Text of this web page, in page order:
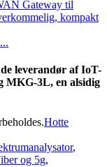
leverandør af IoT-
MKG-3L, en alsidig
Hotte
,
og 5g,